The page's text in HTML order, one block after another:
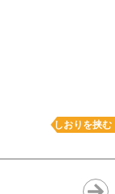
しおりを挟む